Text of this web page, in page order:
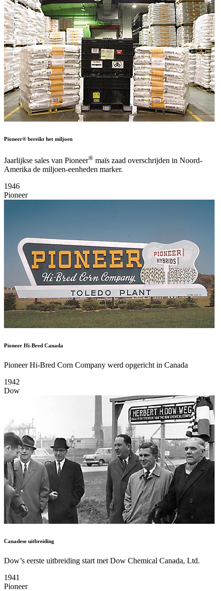
Pioneer® bereikt het miljoen
Jaarlijkse sales van Pioneer® maïs zaad overschrijden in Noord-
Amerika de miljoen-eenheden marker.
1946
Pioneer
Pioneer Hi-Bred Canada
Pioneer Hi-Bred Corn Company werd opgericht in Canada
1942
Dow
Canadese uitbreiding
Dow’s eerste uitbreiding start met Dow Chemical Canada, Ltd.
1941
Pioneer